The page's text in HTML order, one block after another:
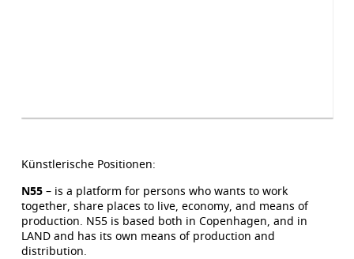
Künstlerische Positionen:
N55– is a platform for persons who wants to work
together, share places to live, economy, and means of
production. N55 is based both in Copenhagen, and in
LAND and has its own means of production and
distribution.